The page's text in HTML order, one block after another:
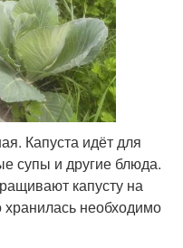
Капуста идёт для
супы и другие блюда.
капусту на
необходимо